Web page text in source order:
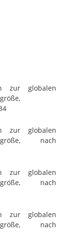
zur globalen
zur globalen
nach
zur globalen
nach
zur globalen
nach